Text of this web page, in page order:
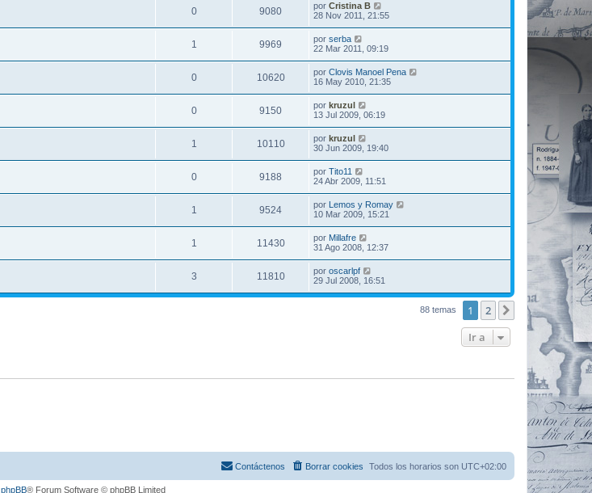
0 9080 por Cristina B
28 Nov 2011, 21:55
1 9969 por serba
22 Mar 2011, 09:19
0 10620 por Clovis Manoel Pena
16 May 2010, 21:35
0 9150 por kruzul
13 Jul 2009, 06:19
1 10110 por kruzul
30 Jun 2009, 19:40
0 9188 por Tito11
24 Abr 2009, 11:51
1 9524 por Lemos y Romay
10 Mar 2009, 15:21
1 11430 por Millafre
31 Ago 2008, 12:37
3 11810 por oscarlpf
29 Jul 2008, 16:51
88 temas 1 2 Siguiente
Ir a
Todos los horarios son UTC+02:00
Borrar cookies
Contáctenos
phpBB® Forum Software © phpBB Limited